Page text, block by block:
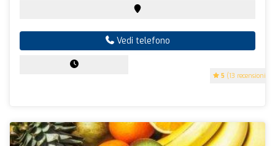
5 (13 recensioni)
Vedi telefono